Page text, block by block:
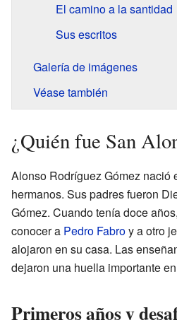
El camino a la santidad
Sus escritos
Galería de imágenes
Véase también
¿Quién fue San
Alonso Rodríguez Gómez nació
hermanos. Sus padres fueron
Gómez. Cuando tenía doce
conocer a Pedro Fabroy a otro
alojaron en su casa. Las
dejaron una huella importante
Primeros años y